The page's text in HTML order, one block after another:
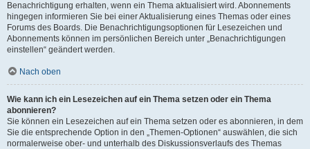
Benachrichtigung erhalten, wenn ein Thema aktualisiert wird. Abonnements
hingegen informieren Sie bei einer Aktualisierung eines Themas oder eines
Forums des Boards. Die Benachrichtigungsoptionen für Lesezeichen und
Abonnements können im persönlichen Bereich unter „Benachrichtigungen
einstellen“ geändert werden.
Nach oben
Wie kann ich ein Lesezeichen auf ein Thema setzen oder ein Thema
abonnieren?
Sie können ein Lesezeichen auf ein Thema setzen oder es abonnieren, in dem
Sie die entsprechende Option in den „Themen-Optionen“ auswählen, die sich
normalerweise ober- und unterhalb des Diskussionsverlaufs des Themas